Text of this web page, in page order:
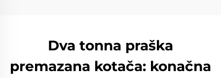
Dva tonna praška
premazana kotača: konačna